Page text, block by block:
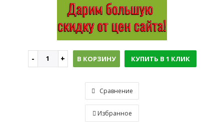
В КОРЗИНУ КУПИТЬ В 1 КЛИК
Сравнение
Избранное